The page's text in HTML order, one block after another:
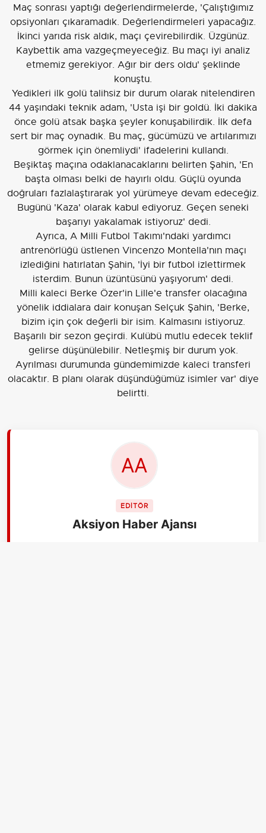
Maç sonrası yaptığı değerlendirmelerde, 'Çalıştığımız
opsiyonları çıkaramadık. Değerlendirmeleri yapacağız.
İkinci yarıda risk aldık, maçı çevirebilirdik. Üzgünüz.
Kaybettik ama vazgeçmeyeceğiz. Bu maçı iyi analiz
etmemiz gerekiyor. Ağır bir ders oldu' şeklinde
konuştu.
Yedikleri ilk golü talihsiz bir durum olarak nitelendiren
44 yaşındaki teknik adam, 'Usta işi bir goldü. İki dakika
önce golü atsak başka şeyler konuşabilirdik. İlk defa
sert bir maç oynadık. Bu maç, gücümüzü ve artılarımızı
görmek için önemliydi' ifadelerini kullandı.
Beşiktaş maçına odaklanacaklarını belirten Şahin, 'En
başta olması belki de hayırlı oldu. Güçlü oyunda
doğruları fazlalaştırarak yol yürümeye devam edeceğiz.
Bugünü 'Kaza' olarak kabul ediyoruz. Geçen seneki
başarıyı yakalamak istiyoruz' dedi.
Ayrıca, A Milli Futbol Takımı'ndaki yardımcı
antrenörlüğü üstlenen Vincenzo Montella'nın maçı
izlediğini hatırlatan Şahin, 'İyi bir futbol izlettirmek
isterdim. Bunun üzüntüsünü yaşıyorum' dedi.
Milli kaleci Berke Özer'in Lille'e transfer olacağına
yönelik iddialara dair konuşan Selçuk Şahin, 'Berke,
bizim için çok değerli bir isim. Kalmasını istiyoruz.
Başarılı bir sezon geçirdi. Kulübü mutlu edecek teklif
gelirse düşünülebilir. Netleşmiş bir durum yok.
Ayrılması durumunda gündemimizde kaleci transferi
olacaktır. B planı olarak düşündüğümüz isimler var' diye
belirtti.
EDİTÖR
Aksiyon Haber Ajansı